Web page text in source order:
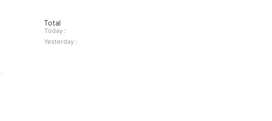
방
문
자
수
Total
Today :
Yesterday :